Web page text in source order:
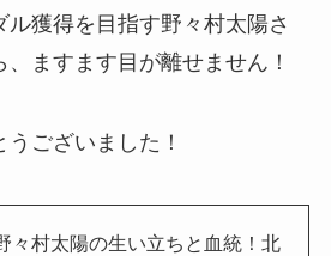
ル獲得を目指す野々村太陽さ
ますます目が離せません！
ございました！
々村太陽の生い立ちと血統！北